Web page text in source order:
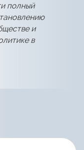
полный
и
в